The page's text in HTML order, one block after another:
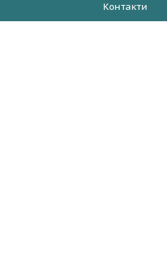
Контакти